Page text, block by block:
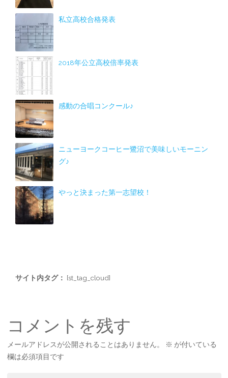
私立高校合格発表
2018年公立高校倍率発表
感動の合唱コンクール♪
ニューヨークコーヒー鷺沼で美味しいモーニン
グ♪
やっと決まった第一志望校！
サイト内タグ： [st_tag_cloud]
コメントを残す
メールアドレスが公開されることはありません。 ※ が付いている
欄は必須項目です